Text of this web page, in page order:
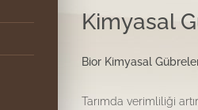
Kimyasal
Bior Kimyasal
Tarımda verimliliği